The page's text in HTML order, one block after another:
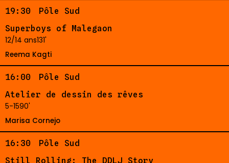
19:30
Pôle Sud
Superboys of Malegaon
12/14 ans131'
Reema Kagti
16:00
Pôle Sud
Atelier de dessin des rêves
5-1590'
Marisa Cornejo
16:30
Pôle Sud
Still Rolling: The DDLJ Story